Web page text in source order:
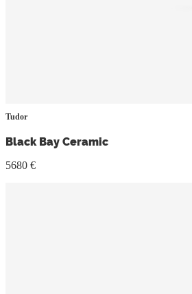
Tudor
Black Bay Ceramic
5680 €